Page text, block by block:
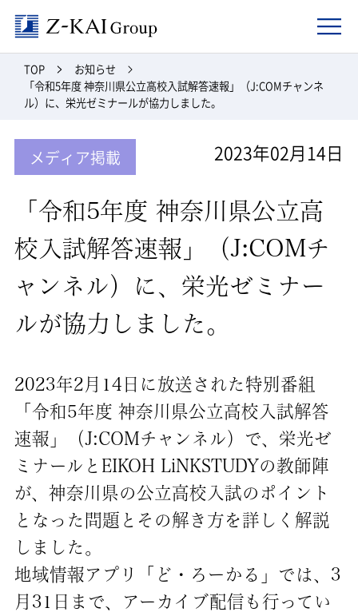
TOP
お知らせ
「令和5年度 神奈川県公立高校入試解答速報」（J:COMチャンネ
ル）に、栄光ゼミナールが協力しました。
メディア掲載 2023年02月14日
「令和5年度 神奈川県公立高
校入試解答速報」（J:COMチ
ャンネル）に、栄光ゼミナー
ルが協力しました。
2023年2月14日に放送された特別番組
「令和5年度 神奈川県公立高校入試解答
速報」（J:COMチャンネル）で、栄光ゼ
ミナールとEIKOH LiNKSTUDYの教師陣
が、神奈川県の公立高校入試のポイント
となった問題とその解き方を詳しく解説
しました。
地域情報アプリ「ど・ろーかる」では、3
月31日まで、アーカイブ配信も行ってい